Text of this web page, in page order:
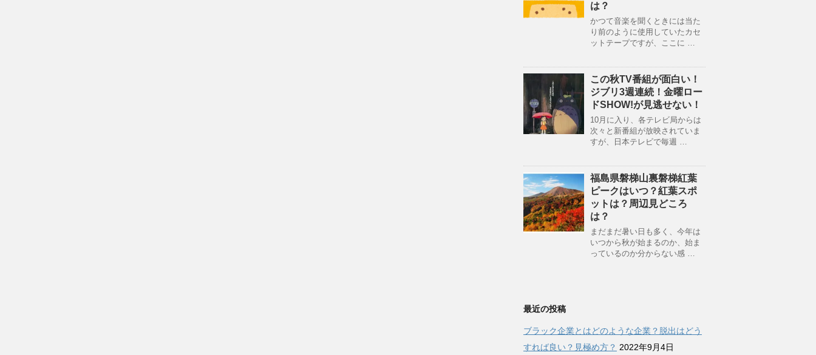
は？
かつて音楽を聞くときには当た
り前のように使用していたカセ
ットテープですが、ここに …
この秋TV番組が面白い！
ジブリ3週連続！金曜ロー
ドSHOW!が見逃せない！
10月に入り、各テレビ局からは
次々と新番組が放映されていま
すが、日本テレビで毎週 …
福島県磐梯山裏磐梯紅葉
ピークはいつ？紅葉スポ
ットは？周辺見どころ
は？
まだまだ暑い日も多く、今年は
いつから秋が始まるのか、始ま
っているのか分からない感 …
最近の投稿
ブラック企業とはどのような企業？脱出はどう
すれば良い？見極め方？ 2022年9月4日